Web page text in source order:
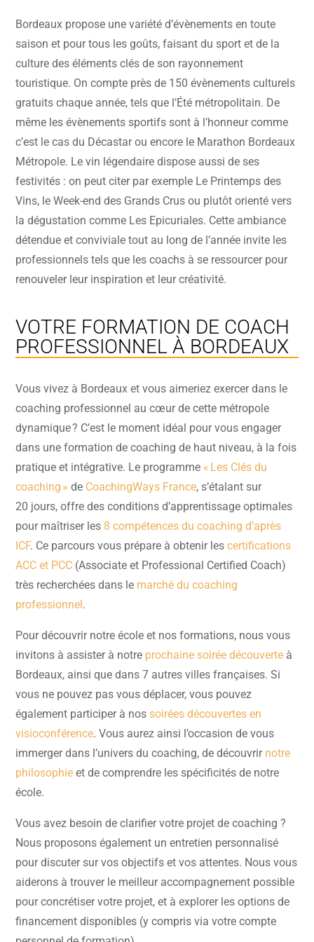
Bordeaux propose une variété d’évènements en toute
saison et pour tous les goûts, faisant du sport et de la
culture des éléments clés de son rayonnement
touristique. On compte près de 150 évènements culturels
gratuits chaque année, tels que l’Été métropolitain. De
même les évènements sportifs sont à l’honneur comme
c’est le cas du Décastar ou encore le Marathon Bordeaux
Métropole. Le vin légendaire dispose aussi de ses
festivités : on peut citer par exemple Le Printemps des
Vins, le Week-end des Grands Crus ou plutôt orienté vers
la dégustation comme Les Epicuriales. Cette ambiance
détendue et conviviale tout au long de l’année invite les
professionnels tels que les coachs à se ressourcer pour
renouveler leur inspiration et leur créativité.
VOTRE FORMATION DE COACH
PROFESSIONNEL À BORDEAUX
Vous vivez à Bordeaux et vous aimeriez exercer dans le
coaching professionnel au cœur de cette métropole
dynamique ? C’est le moment idéal pour vous engager
dans une formation de coaching de haut niveau, à la fois
pratique et intégrative. Le programme « Les Clés du
coaching » de CoachingWays France, s’étalant sur
20 jours, offre des conditions d’apprentissage optimales
pour maîtriser les 8 compétences du coaching d’après
ICF. Ce parcours vous prépare à obtenir lescertifications
ACC et PCC (Associate et Professional Certified Coach)
très recherchées dans le marché du coaching
professionnel .
Pour découvrir notre école et nos formations, nous vous
invitons à assister à notre prochaine soirée découverte à
Bordeaux, ainsi que dans 7 autres villes françaises. Si
vous ne pouvez pas vous déplacer, vous pouvez
également participer à nossoirées découvertes en
visioconférence. Vous aurez ainsi l’occasion de vous
immerger dans l’univers du coaching, de découvrir notre
philosophie et de comprendre les spécificités de notre
école.
Vous avez besoin de clarifier votre projet de coaching ?
Nous proposons également un entretien personnalisé
pour discuter sur vos objectifs et vos attentes. Nous vous
aiderons à trouver le meilleur accompagnement possible
pour concrétiser votre projet, et à explorer les options de
financement disponibles (y compris via votre compte